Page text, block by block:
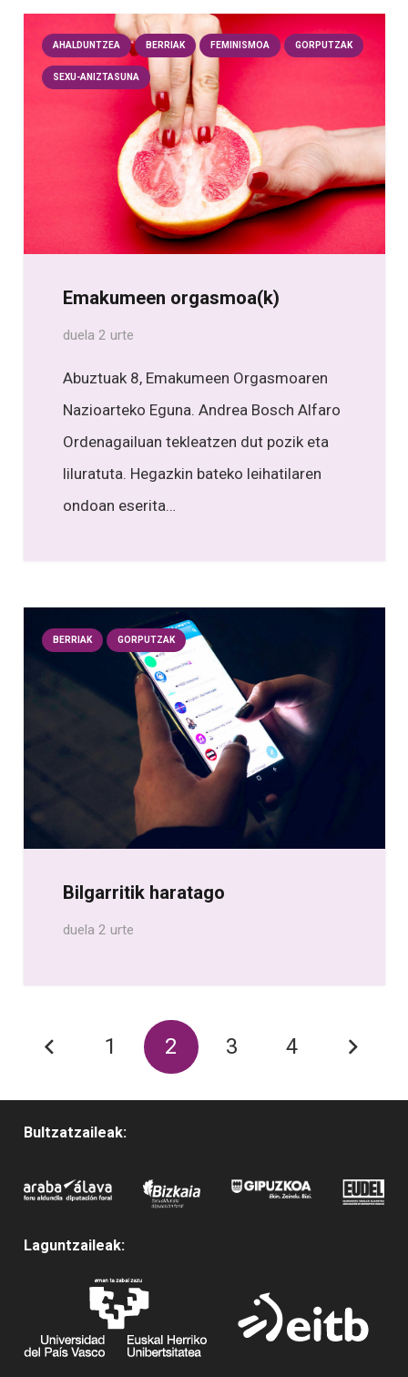
AHALDUNTZEA BERRIAK FEMINISMOA GORPUTZAK
SEXU-ANIZTASUNA
Emakumeen orgasmoa(k)
duela 2 urte
Abuztuak 8, Emakumeen Orgasmoaren
Nazioarteko Eguna. Andrea Bosch Alfaro
Ordenagailuan tekleatzen dut pozik eta
liluratuta. Hegazkin bateko leihatilaren
ondoan eserita…
BERRIAK GORPUTZAK
Bilgarritik haratago
duela 2 urte
1 2 3 4
Bultzatzaileak:
Laguntzaileak: